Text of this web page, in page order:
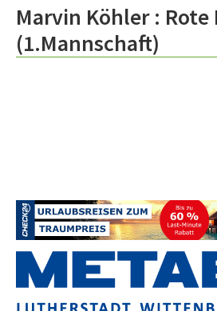
Marvin Köhler : Rote
(1.Mannschaft)